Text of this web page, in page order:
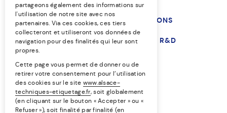
NOS TECHNIQUES NOS SOLUTIONS
NOS MARCHÉS L’ENTREPRISE R&D
FR
EN
partageons également des informations sur
l'utilisation de notre site avec nos
partenaires. Via ces cookies, ces tiers
collecteront et utiliseront vos données de
navigation pour des finalités qui leur sont
propres.
Cette page vous permet de donner ou de
retirer votre consentement pour l’utilisation
des cookies sur le site www.alsace-
techniques-etiquetage.fr, soit globalement
(en cliquant sur le bouton « Accepter » ou «
Refuser »), soit finalité par finalité (en